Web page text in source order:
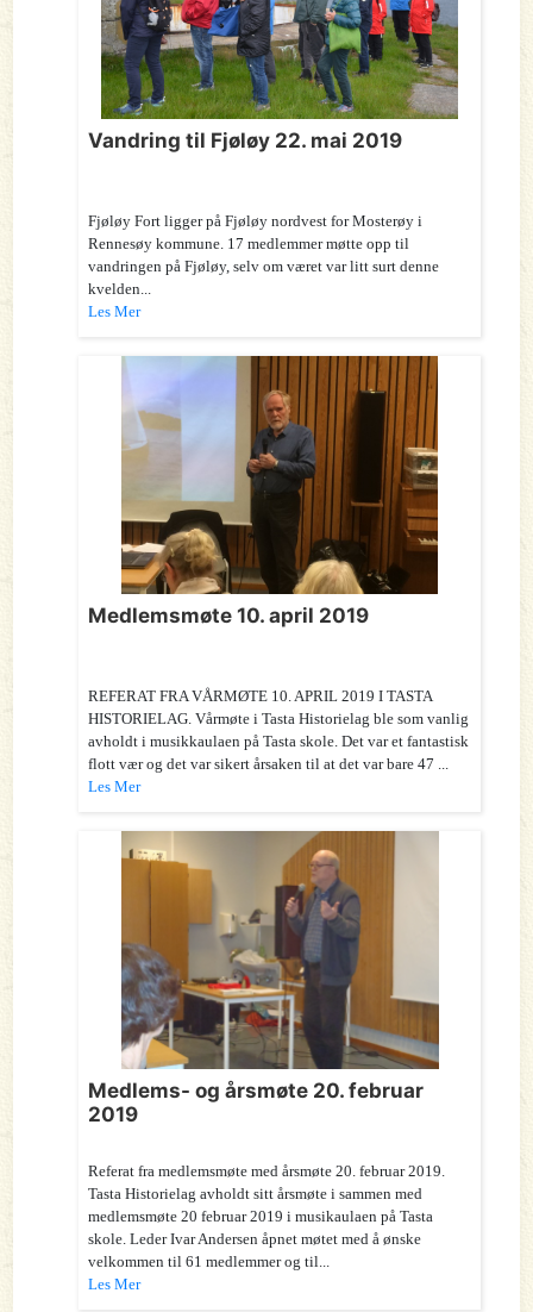
Vandring til Fjøløy 22. mai 2019
Fjøløy Fort ligger på Fjøløy nordvest for Mosterøy i
Rennesøy kommune. 17 medlemmer møtte opp til
vandringen på Fjøløy, selv om været var litt surt denne
kvelden...
Les Mer
Medlemsmøte 10. april 2019
REFERAT FRA VÅRMØTE 10. APRIL 2019 I TASTA
HISTORIELAG. Vårmøte i Tasta Historielag ble som vanlig
avholdt i musikkaulaen på Tasta skole. Det var et fantastisk
flott vær og det var sikert årsaken til at det var bare 47 ...
Les Mer
Medlems- og årsmøte 20. februar
2019
Referat fra medlemsmøte med årsmøte 20. februar 2019.
Tasta Historielag avholdt sitt årsmøte i sammen med
medlemsmøte 20 februar 2019 i musikaulaen på Tasta
skole. Leder Ivar Andersen åpnet møtet med å ønske
velkommen til 61 medlemmer og til...
Les Mer